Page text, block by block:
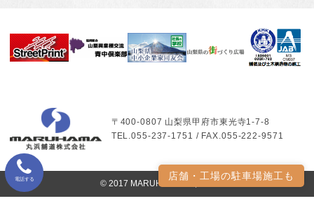
電話する
〒400-0807 山梨県甲府市東光寺1-7-8
TEL.055-237-1751 / FAX.055-222-9571
© 2017 MARUHAMA Co.,LTD.
店舗・工場の駐車場施工も